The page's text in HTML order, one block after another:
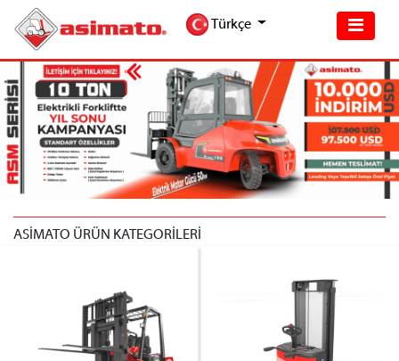
Türkçe
ASİMATO ÜRÜN KATEGORİLERİ